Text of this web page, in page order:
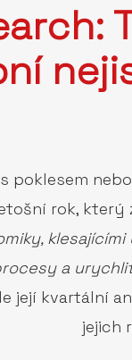
rok,
a
její
jejich